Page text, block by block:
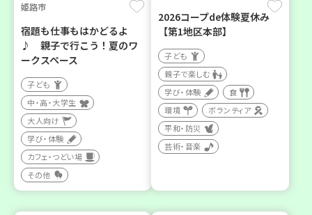
姫路市
宿題も仕事もはかどるよ
♪ 親子で行こう！夏のワ
ークスペース
子ども
中・高・大学生
大人向け
学び・体験
カフェ・つどい場
その他
2026コープde体験夏休み
【第1地区本部】
子ども
親子で楽しむ
学び・体験
食
環境
ボランティア
平和・防災
芸術・音楽